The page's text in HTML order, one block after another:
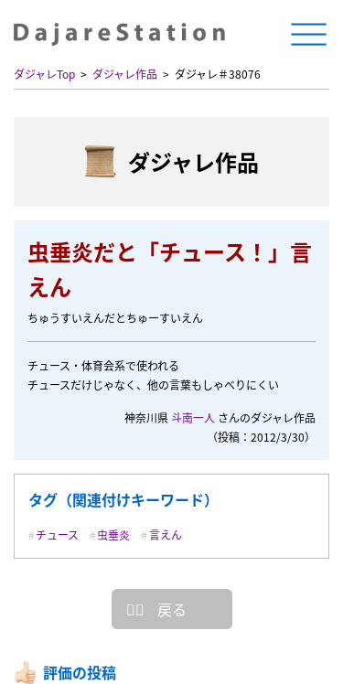
ダジャレTop ダジャレ作品 ダジャレ＃38076
ダジャレ作品
虫垂炎だと「チュース！」言
えん
ちゅうすいえんだとちゅーすいえん
チュース・体育会系で使われる
チュースだけじゃなく、他の言葉もしゃべりにくい
神奈川県斗南一人 さんのダジャレ作品
（投稿：2012/3/30）
タグ（関連付けキーワード）
チュース 虫垂炎 言えん
戻る
評価の投稿